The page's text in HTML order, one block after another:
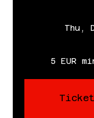
Thu,
5 EUR